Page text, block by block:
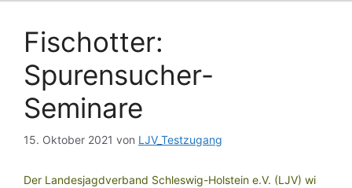
Fischotter:
Spurensucher-
Seminare
15. Oktober 2021 von LJV_Testzugang
Der Landesjagdverband Schleswig-Holstein e.V. (LJV) wi